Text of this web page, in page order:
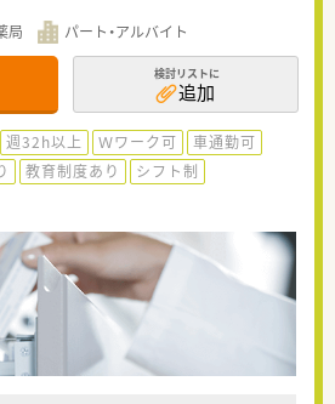
局 パート・アルバイト
検討リストに
追加
週32h以上 Ｗワーク可
車通勤可
教育制度あり
シフト制